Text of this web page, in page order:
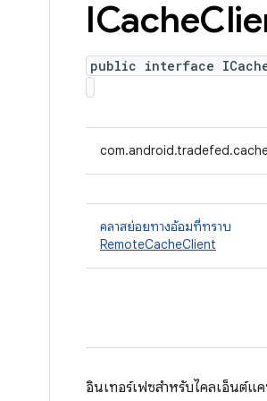
ICache
public interface
คลาสย่อยทางอ้อมที่ทราบ
RemoteCacheClient
อินเทอร์เฟซสำหรับไคลเอ็นต์แ